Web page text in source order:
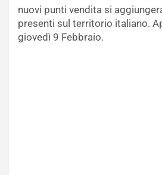
nuovi punti vendita si
presenti sul territorio italiano.
giovedì 9 Febbraio.